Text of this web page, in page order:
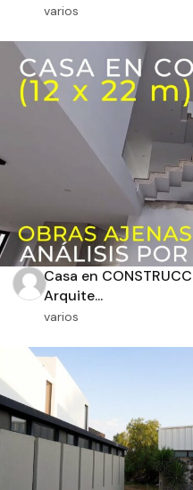
varios
Casa en
Arquite...
varios